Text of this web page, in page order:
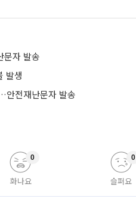
문자 발송
발생
안전재난문자 발송
화나요
0
슬퍼요
0